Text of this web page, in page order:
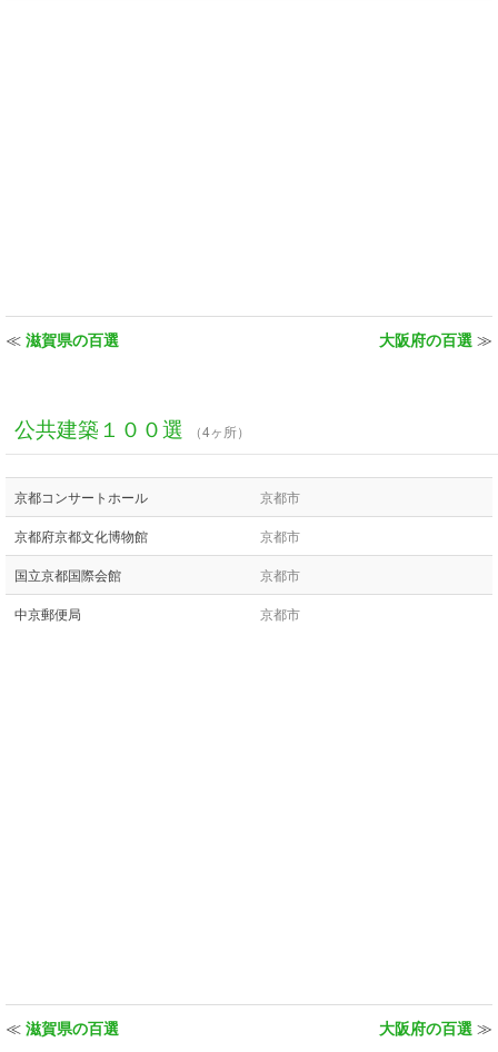
≪ 滋賀県の百選 大阪府の百選 ≫
公共建築１００選 （4ヶ所）
京都コンサートホール 京都市
京都府京都文化博物館 京都市
国立京都国際会館 京都市
中京郵便局 京都市
≪ 滋賀県の百選 大阪府の百選 ≫